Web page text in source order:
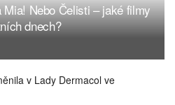
Nebo Čelisti – jaké filmy
dnech?
v Lady Dermacol ve